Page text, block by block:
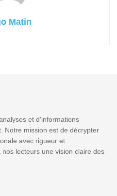
Matin
et d'informations
Notre mission est de décrypter
avec rigueur et
lecteurs une vision claire des